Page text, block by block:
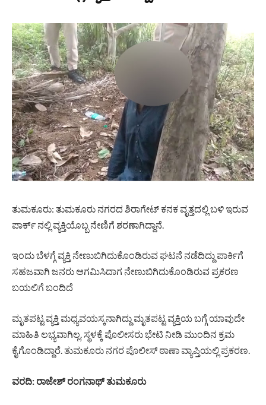
ತುಮಕೂರು: ತುಮಕೂರು ನಗರದ ಶಿರಾಗೇಟ್ ಕನಕ ವೃತ್ತದಲ್ಲಿ ಬಳಿ ಇರುವ
ಪಾರ್ಕ್ ನಲ್ಲಿ ವ್ಯಕ್ತಿಯೊಬ್ಬ ನೇಣಿಗೆ ಶರಣಾಗಿದ್ದಾನೆ.
ಇಂದು ಬೆಳಗ್ಗೆ ವ್ಯಕ್ತಿ ನೇಣುಬಿಗಿದುಕೊಂಡಿರುವ ಘಟನೆ ನಡೆದಿದ್ದು ಪಾರ್ಕಿಗೆ
ಸಹಜವಾಗಿ ಜನರು ಆಗಮಿಸಿದಾಗ ನೇಣುಬಿಗಿದುಕೊಂಡಿರುವ ಪ್ರಕರಣ
ಬಯಲಿಗೆ ಬಂದಿದೆ
ಮೃತಪಟ್ಟ ವ್ಯಕ್ತಿ ಮಧ್ಯವಯಸ್ಕನಾಗಿದ್ದು ಮೃತಪಟ್ಟ ವ್ಯಕ್ತಿಯ ಬಗ್ಗೆ ಯಾವುದೇ
ಮಾಹಿತಿ ಲಭ್ಯವಾಗಿಲ್ಲ. ಸ್ಥಳಕ್ಕೆ ಪೊಲೀಸರು ಭೇಟಿ ನೀಡಿ ಮುಂದಿನ ಕ್ರಮ
ಕೈಗೊಂಡಿದ್ದಾರೆ. ತುಮಕೂರು ನಗರ ಪೊಲೀಸ್ ಠಾಣಾ ವ್ಯಾಪ್ತಿಯಲ್ಲಿ ಪ್ರಕರಣ.
ವರದಿ: ರಾಜೇಶ್ ರಂಗನಾಥ್ ತುಮಕೂರು